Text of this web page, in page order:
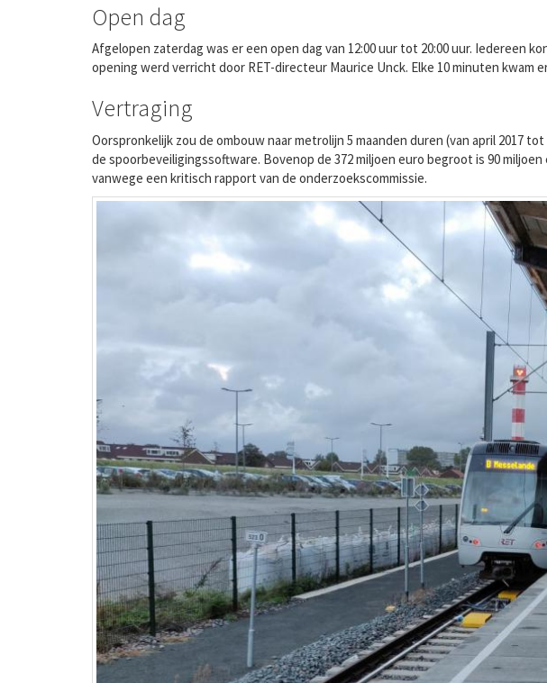
Open dag
Afgelopen zaterdag was er een open dag van 12:00 uur tot 20:00 uur. Iedereen
opening werd verricht door RET-directeur Maurice Unck. Elke 10 minuten kwam
Vertraging
Oorspronkelijk zou de ombouw naar metrolijn 5 maanden duren (van april 2017
de spoorbeveiligingssoftware. Bovenop de 372 miljoen euro begroot is 90
vanwege een kritisch rapport van de onderzoekscommissie.